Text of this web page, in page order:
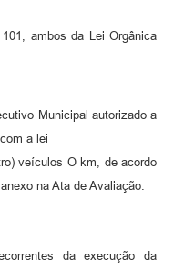
ambos da Lei Orgânica
Municipal autorizado a
a lei
veículos O km, de acordo
na Ata de Avaliação.
da execução da